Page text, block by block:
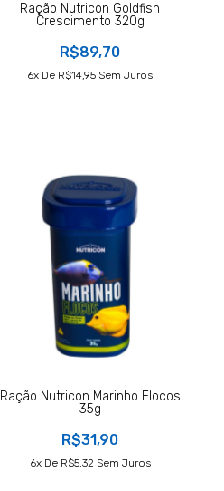
Ração Nutricon Goldfish
Crescimento 320g
R$89,70
6X De R$14,95 Sem Juros
Ração Nutricon Marinho Flocos
35g
R$31,90
6X De R$5,32 Sem Juros